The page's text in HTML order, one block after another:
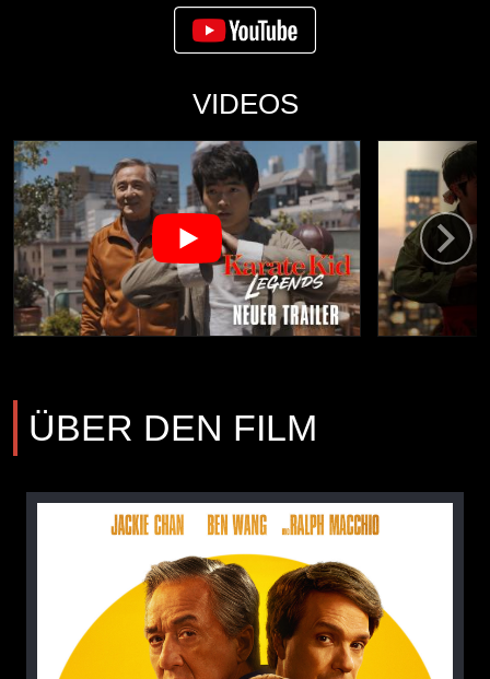
VIDEOS
ÜBER DEN FILM